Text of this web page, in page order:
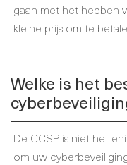
gaan met het hebben
kleine prijs om te
Welke is het
De CCSP is niet het
om uw